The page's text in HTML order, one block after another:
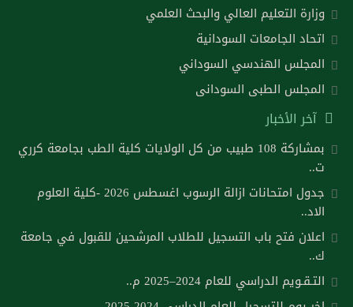
وزارة التعليم العالي والبحث العلمي
اتحاد الجامعات السودانية
المجلس الهندسي السوداني
المجلس الطبى السودانى
آخر الأخبار
بمشاركة 108 طبيب من كل الولايات كلية الطب بجامعة كرري
ت..
جدول امتحانات ازالة الرسوب اغسطس 2026 -كلية العلوم
الاد..
اعلان فتح باب التسجيل للطلاب المرشحين للقبول في جامعة
ك..
التـقـويم الدراسي للعام 2024–2025 م..